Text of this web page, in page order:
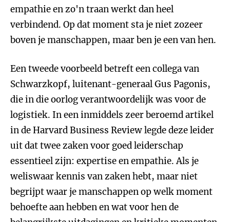
empathie en zo'n traan werkt dan heel
verbindend. Op dat moment sta je niet zozeer
boven je manschappen, maar ben je een van hen.
Een tweede voorbeeld betreft een collega van
Schwarzkopf, luitenant-generaal Gus Pagonis,
die in die oorlog verantwoordelijk was voor de
logistiek. In een inmiddels zeer beroemd artikel
in de Harvard Business Review legde deze leider
uit dat twee zaken voor goed leiderschap
essentieel zijn: expertise en empathie. Als je
weliswaar kennis van zaken hebt, maar niet
begrijpt waar je manschappen op welk moment
behoefte aan hebben en wat voor hen de